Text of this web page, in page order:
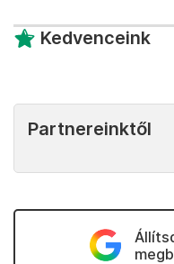
Kedvenceink
Partnereinktől